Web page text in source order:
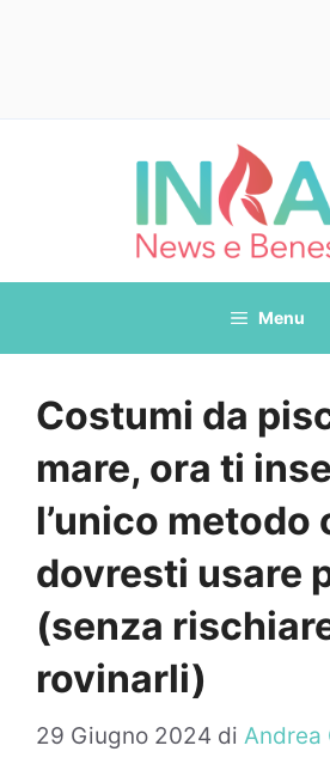
Menu
Costumi da
mare, ora ti
l’unico metodo
dovresti usare
(senza
rovinarli)
29 Giugno 2024 di Andrea